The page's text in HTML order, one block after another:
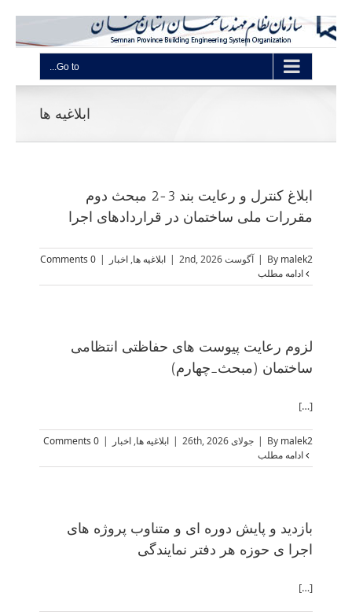
Go to...
ابلاغیه ها
ابلاغ کنترل و رعایت بند 3-2 مبحث دوم
مقررات ملی ساختمان در قراردادهای اجرا
By malek2
| آگوست 2nd, 2026 | ابلاغیه ها, اخبار |
0 Comments
ادامه مطلب
لزوم رعایت پیوست های حفاظتی انتظامی
ساختمان (مبحث_چهارم)
[…]
By malek2
| جولای 26th, 2026 | ابلاغیه ها, اخبار |
0 Comments
ادامه مطلب
بازدید و پایش دوره ای و متناوب پروژه های
اجرا ی حوزه هر دفتر نمایندگی
[…]